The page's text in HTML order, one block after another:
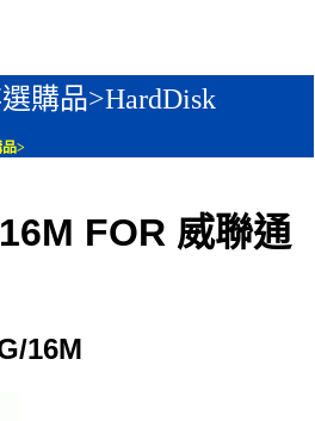
購品>HardDisk
品>
FOR 威聯通
16M